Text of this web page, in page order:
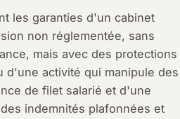
les garanties d'un cabinet
non réglementée, sans
mais avec des protections
d'une activité qui manipule des
de filet salarié et d'une
indemnités plafonnées et